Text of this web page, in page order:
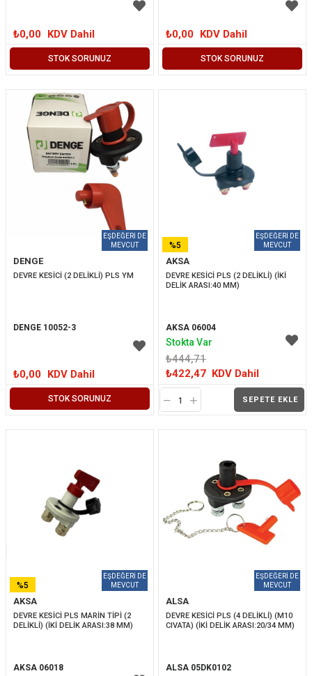
STOK SORUNUZ
₺0,00 KDV Dahil
STOK SORUNUZ
₺0,00 KDV Dahil
STOK SORUNUZ
DENGE
DEVRE KESİCİ (2 DELİKLİ) PLS YM
DENGE 10052-3
₺0,00 KDV Dahil
AKSA
DEVRE KESİCİ PLS (2 DELİKLİ) (İKİ
DELİK ARASI:40 MM)
AKSA 06004
₺444,71
₺422,47 KDV Dahil
SEPETE EKLE
%5
İNDIRIM
Stokta Var
AKSA
DEVRE KESİCİ PLS MARİN TİPİ (2
DELİKLİ) (İKİ DELİK ARASI:38 MM)
AKSA 06018
%5
İNDIRIM
ALSA
DEVRE KESİCİ PLS (4 DELİKLİ) (M10
CIVATA) (İKİ DELİK ARASI:20/34 MM)
ALSA 05DK0102